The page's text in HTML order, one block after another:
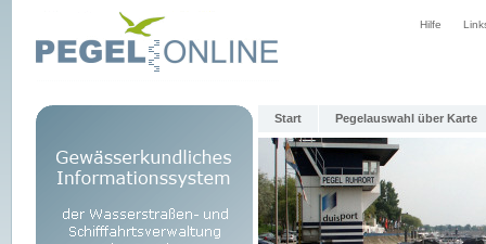
Hilfe
Start Pegelauswahl über Karte